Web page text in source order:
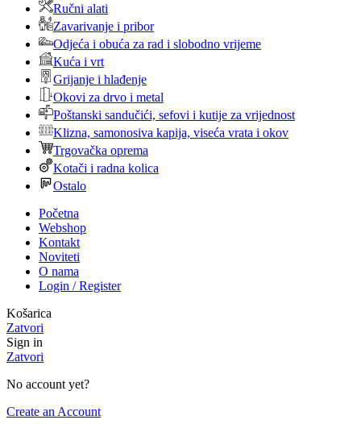
Ručni alati
Zavarivanje i pribor
Odjeća i obuća za rad i slobodno vrijeme
Kuća i vrt
Grijanje i hlađenje
Okovi za drvo i metal
Poštanski sandučići, sefovi i kutije za vrijednost
Klizna, samonosiva kapija, viseća vrata i okov
Trgovačka oprema
Kotači i radna kolica
Ostalo
Početna
Webshop
Kontakt
Noviteti
O nama
Login / Register
Košarica
Zatvori
Sign in
Zatvori
No account yet?
Create an Account